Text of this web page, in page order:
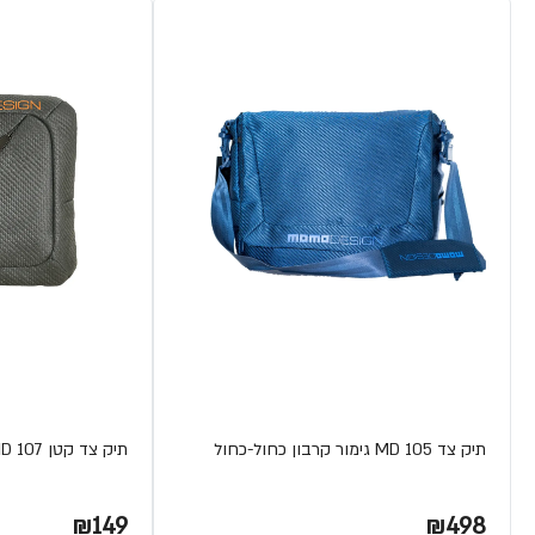
תיק צד MD 105 גימור קרבון כחול-כחול
₪498
תיק צד קטן MD 107 גימור קרבון אפור-כתום
₪149